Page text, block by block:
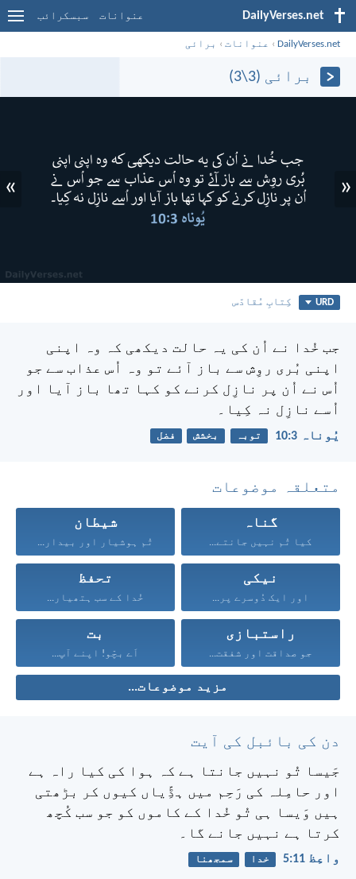
DailyVerses.net عنوانات سبسکرائب
DailyVerses.net
› عنوانات › برائی
برائی (3\3)
«
»
URD کِتابِ مُقادّس
جب خُدا نے اُن کی یہ حالت دیکھی کہ وہ اپنی
اپنی بُری روِش سے باز آئے تو وہ اُس عذاب سے جو
اُس نے اُن پر نازِل کرنے کو کہا تھا باز آیا اور
اُسے نازِل نہ کِیا۔
یُوناہ 3:‏10 توبہ بخشش فضل
متعلقہ موضوعات
گناہ
کیا تُم نہیں جانتے...
شیطان
تُم ہوشیار اور بیدار...
نیکی
اور ایک دُوسرے پر...
تحفظ
خُدا کے سب ہتھیار...
راستبازی
جو صداقت اور شفقت...
بت
اَے بچّو! اپنے آپ...
مزید موضوعات...
دن کی بائبل کی آیت
جَیسا تُو نہیں جانتا ہے کہ ہوا کی کیا راہ ہے
اور حامِلہ کی رَحِم میں ہڈِّیاں کیوں کر بڑھتی
ہیں وَیسا ہی تُو خُدا کے کاموں کو جو سب کُچھ
کرتا ہے نہیں جانے گا۔
واعِظ 11:‏5 خدا سمجھنا